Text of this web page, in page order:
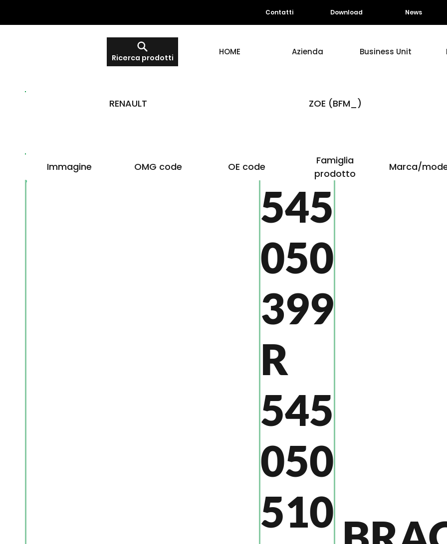
HOME Azienda Business Unit
Ricerca prodotti
Contatti Download News
Immagine OMG code OE code
Famiglia
prodotto
Marca/
545
050
399
R
545
050
510
RENAULT ZOE (BFM_)